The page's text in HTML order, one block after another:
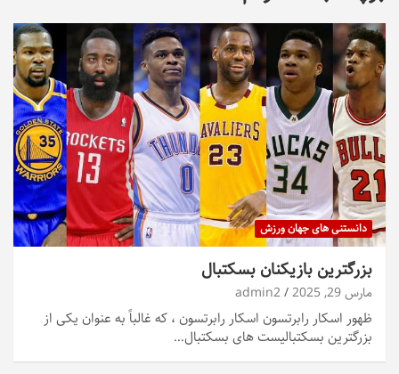
دانستنی های جهان ورزش
بزرگترین بازیکنان بسکتبال
مارس 29, 2025 admin2
ظهور اسکار رابرتسون اسکار رابرتسون ، که غالباً به عنوان یکی از
بزرگترین بسکتبالیست های بسکتبال…